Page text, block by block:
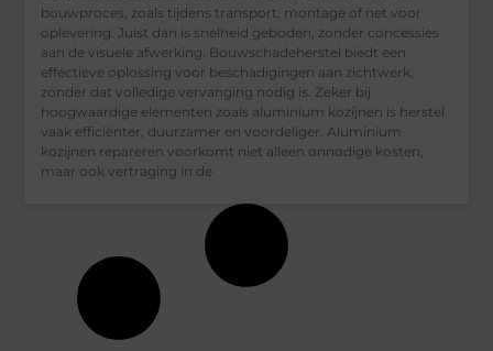
bouwproces, zoals tijdens transport, montage of net voor
oplevering. Juist dan is snelheid geboden, zonder concessies
aan de visuele afwerking. Bouwschadeherstel biedt een
effectieve oplossing voor beschadigingen aan zichtwerk,
zonder dat volledige vervanging nodig is. Zeker bij
hoogwaardige elementen zoals aluminium kozijnen is herstel
vaak efficiënter, duurzamer en voordeliger. Aluminium
kozijnen repareren voorkomt niet alleen onnodige kosten,
maar ook vertraging in de